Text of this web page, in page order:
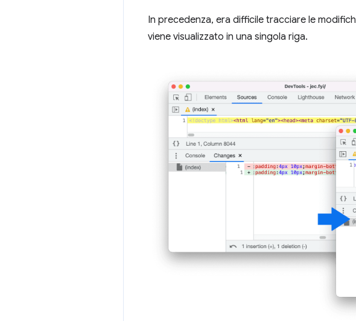
In precedenza, era difficile tracciare le
viene visualizzato in una singola riga.